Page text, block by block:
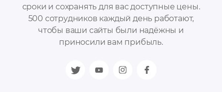
сроки и сохранять для вас доступные цены.
500 сотрудников каждый день работают,
чтобы ваши сайты были надёжны и
приносили вам прибыль.